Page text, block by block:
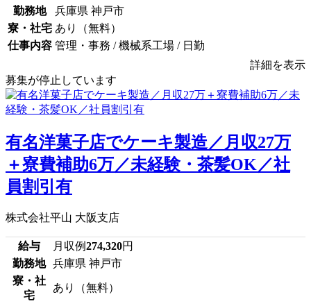
勤務地
兵庫県 神戸市
寮・社宅 あり（無料）
仕事内容 管理・事務 / 機械系工場 / 日勤
詳細を表示
募集が停止しています
有名洋菓子店でケーキ製造／月収27万
＋寮費補助6万／未経験・茶髪OK／社
員割引有
株式会社平山 大阪支店
給与 月収例274,320円
勤務地
兵庫県 神戸市
寮・社
宅
あり（無料）